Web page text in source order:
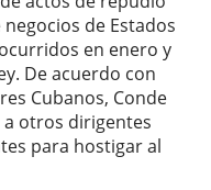
de Estados
en enero y
De acuerdo con
Cubanos, Conde
otros dirigentes
para hostigar al